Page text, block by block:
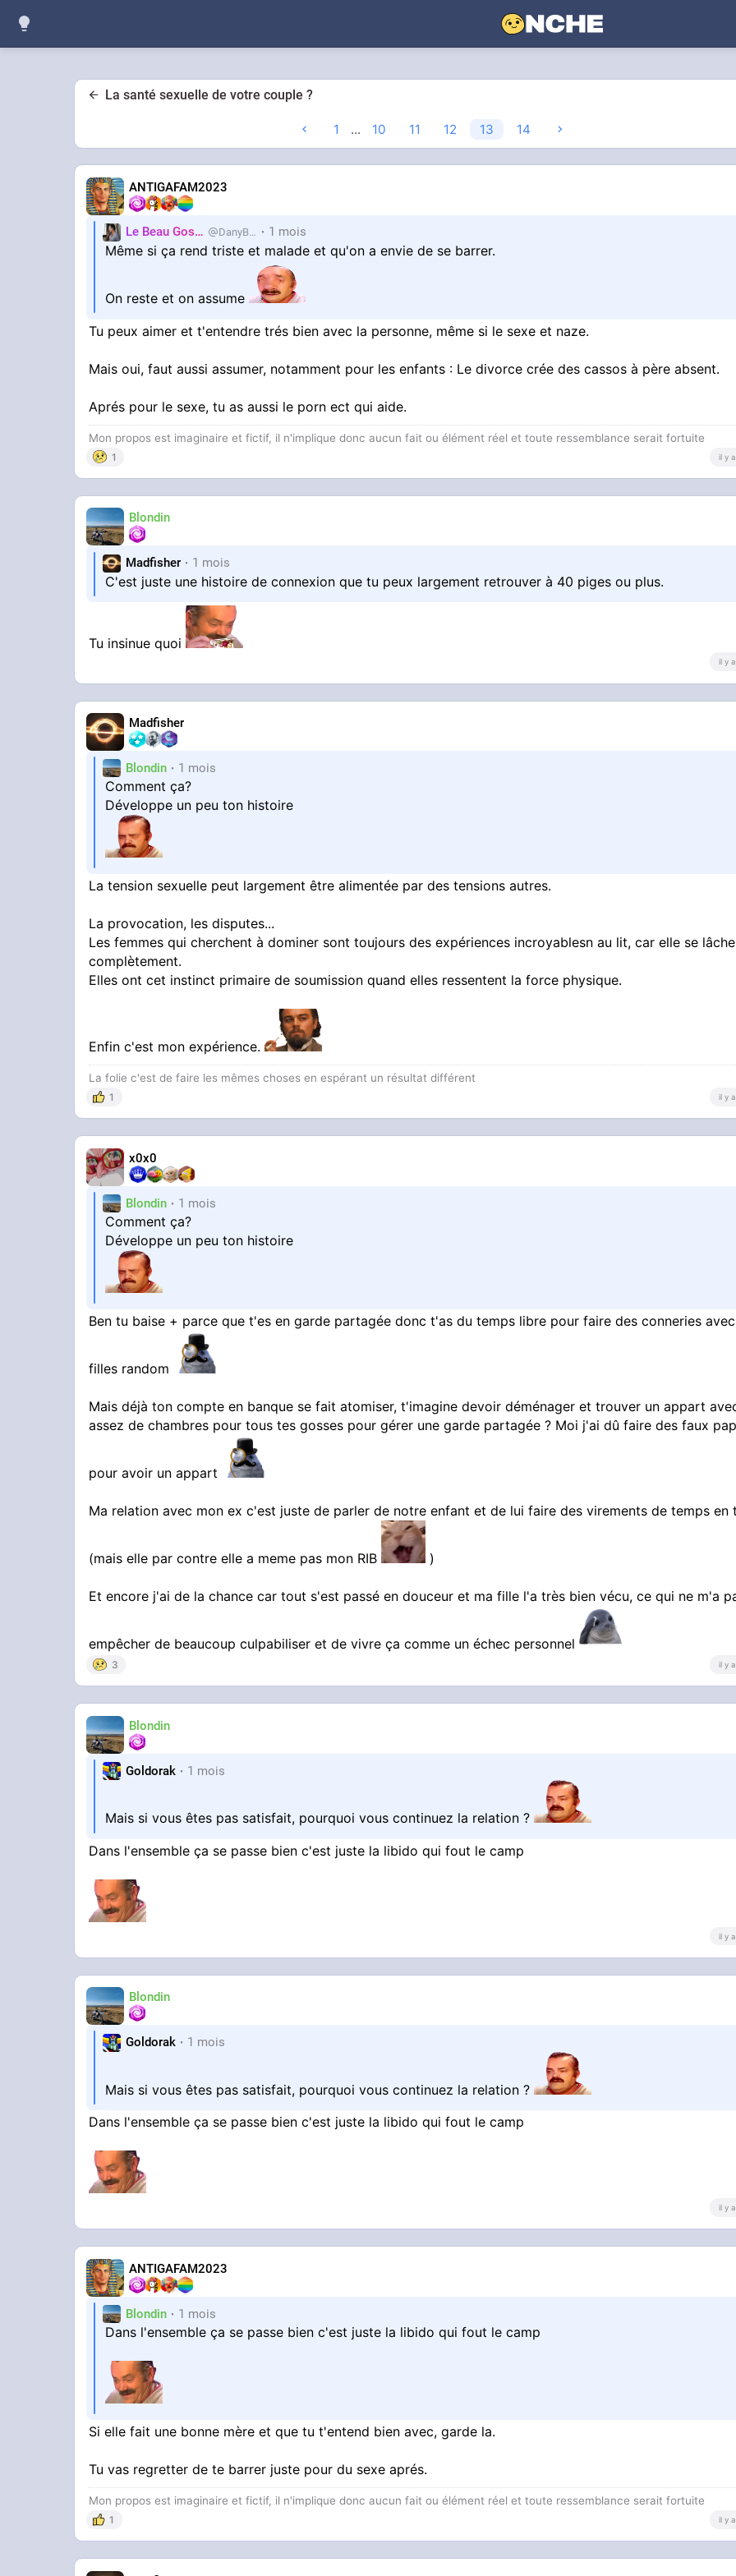
La santé sexuelle de votre couple ?
1 ... 10 11 12 13 14
ANTIGAFAM2023
Le Beau Gosse DanyBrillant 1 mois
Même si ça rend triste et malade et qu'on a envie de se barrer.
On reste et on assume
Tu peux aimer et t'entendre trés bien avec la personne, même si le sexe et naze.
Mais oui, faut aussi assumer, notamment pour les enfants : Le divorce crée des cassos à père absent.
Aprés pour le sexe, tu as aussi le porn ect qui aide.
Mon propos est imaginaire et fictif, il n'implique donc aucun fait ou élément réel et toute ressemblance serait fortuite
1 il y
Blondin
Madfisher 1 mois
C'est juste une histoire de connexion que tu peux largement retrouver à 40 piges ou plus.
Tu insinue quoi
il y
Madfisher
Blondin 1 mois
Comment ça?
Développe un peu ton histoire
La tension sexuelle peut largement être alimentée par des tensions autres.
La provocation, les disputes...
Les femmes qui cherchent à dominer sont toujours des expériences incroyablesn au lit, car elle se
complètement.
Elles ont cet instinct primaire de soumission quand elles ressentent la force physique.
Enfin c'est mon expérience.
La folie c'est de faire les mêmes choses en espérant un résultat différent
1 il y
x0x0
Blondin 1 mois
Comment ça?
Développe un peu ton histoire
Ben tu baise + parce que t'es en garde partagée donc t'as du temps libre pour faire des conneries
filles random
Mais déjà ton compte en banque se fait atomiser, t'imagine devoir déménager et trouver un appart
assez de chambres pour tous tes gosses pour gérer une garde partagée ? Moi j'ai dû faire des faux
pour avoir un appart
Ma relation avec mon ex c'est juste de parler de notre enfant et de lui faire des virements de temps en
(mais elle par contre elle a meme pas mon RIB )
Et encore j'ai de la chance car tout s'est passé en douceur et ma fille l'a très bien vécu, ce qui ne m'a
empêcher de beaucoup culpabiliser et de vivre ça comme un échec personnel
3 il y
Blondin
Goldorak 1 mois
Mais si vous êtes pas satisfait, pourquoi vous continuez la relation ?
Dans l'ensemble ça se passe bien c'est juste la libido qui fout le camp
il y
Blondin
Goldorak 1 mois
Mais si vous êtes pas satisfait, pourquoi vous continuez la relation ?
Dans l'ensemble ça se passe bien c'est juste la libido qui fout le camp
il y
ANTIGAFAM2023
Blondin 1 mois
Dans l'ensemble ça se passe bien c'est juste la libido qui fout le camp
Si elle fait une bonne mère et que tu t'entend bien avec, garde la.
Tu vas regretter de te barrer juste pour du sexe aprés.
Mon propos est imaginaire et fictif, il n'implique donc aucun fait ou élément réel et toute ressemblance serait fortuite
1 il y